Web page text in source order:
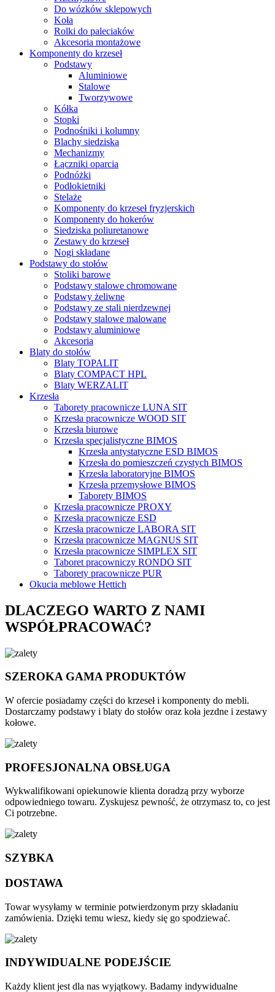
Do wózków sklepowych
Koła
Rolki do paleciaków
Akcesoria montażowe
Komponenty do krzeseł
Podstawy
Aluminiowe
Stalowe
Tworzywowe
Kółka
Stopki
Podnośniki i kolumny
Blachy siedziska
Mechanizmy
Łączniki oparcia
Podnóżki
Podłokietniki
Stelaże
Komponenty do krzeseł fryzjerskich
Komponenty do hokerów
Siedziska poliuretanowe
Zestawy do krzeseł
Nogi składane
Podstawy do stołów
Stoliki barowe
Podstawy stalowe chromowane
Podstawy żeliwne
Podstawy ze stali nierdzewnej
Podstawy stalowe malowane
Podstawy aluminiowe
Akcesoria
Blaty do stołów
Blaty TOPALIT
Blaty COMPACT HPL
Blaty WERZALIT
Krzesła
Taborety pracownicze LUNA SIT
Krzesła pracownicze WOOD SIT
Krzesła biurowe
Krzesła specjalistyczne BIMOS
Krzesła antystatyczne ESD BIMOS
Krzesła do pomieszczeń czystych BIMOS
Krzesła laboratoryjne BIMOS
Krzesła przemysłowe BIMOS
Taborety BIMOS
Krzesła pracownicze PROXY
Krzesła pracownicze ESD
Krzesła pracownicze LABORA SIT
Krzesła pracownicze MAGNUS SIT
Krzesła pracownicze SIMPLEX SIT
Taboret pracowniczy RONDO SIT
Taborety pracownicze PUR
Okucia meblowe Hettich
DLACZEGO WARTO Z NAMI
WSPÓŁPRACOWAĆ?
SZEROKA GAMA PRODUKTÓW
W ofercie posiadamy części do krzeseł i komponenty do mebli.
Dostarczamy podstawy i blaty do stołów oraz koła jezdne i zestawy
kołowe.
PROFESJONALNA OBSŁUGA
Wykwalifikowani opiekunowie klienta doradzą przy wyborze
odpowiedniego towaru. Zyskujesz pewność, że otrzymasz to, co jest
Ci potrzebne.
SZYBKA
DOSTAWA
Towar wysyłamy w terminie potwierdzonym przy składaniu
zamówienia. Dzięki temu wiesz, kiedy się go spodziewać.
INDYWIDUALNE PODEJŚCIE
Każdy klient jest dla nas wyjątkowy. Badamy indywidualne